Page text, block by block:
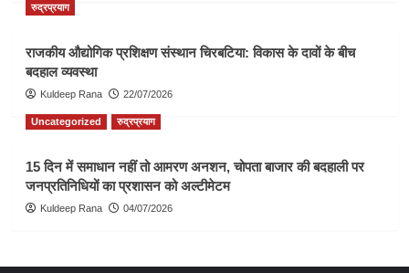
रुद्रप्रयाग
राजकीय औद्योगिक प्रशिक्षण संस्थान चिरबटिया: विकास के दावों के बीच
बदहाल व्यवस्था
Kuldeep Rana 22/07/2026
Uncategorized रुद्रप्रयाग
15 दिन में समाधान नहीं तो आमरण अनशन, चोपता बाजार की बदहाली पर
जनप्रतिनिधियों का प्रशासन को अल्टीमेटम
Kuldeep Rana 04/07/2026